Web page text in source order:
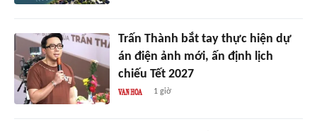
Trấn Thành bắt tay thực hiện dự
án điện ảnh mới, ấn định lịch
chiếu Tết 2027
1 giờ